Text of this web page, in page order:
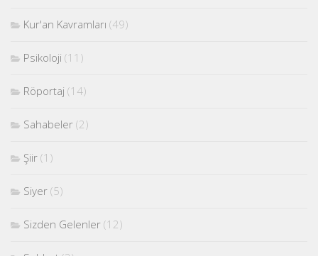
Kur'an Kavramları (49)
Psikoloji (11)
Röportaj (14)
Sahabeler (2)
Şiir (1)
Siyer (5)
Sizden Gelenler (12)